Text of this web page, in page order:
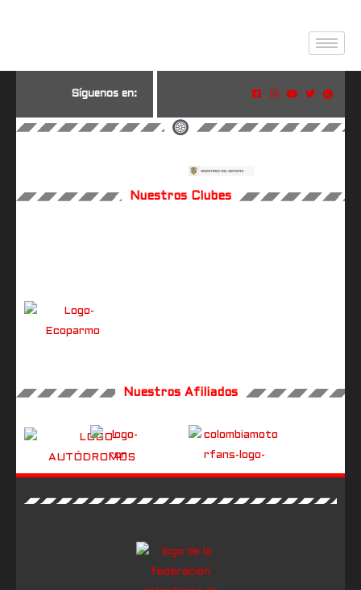
S íguenos en:
Nuestros Clubes
Nuestros Afiliados